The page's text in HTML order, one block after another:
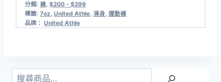
分類: 褲, $200 - $299
標籤: 7oz, United Athle, 滑身, 運動褲
品牌： United Athle
搜